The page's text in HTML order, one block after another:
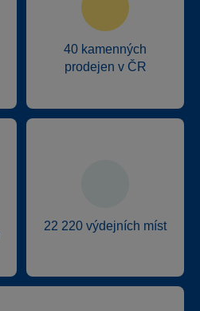
40 kamenných
prodejen v ČR
22 220 výdejních míst